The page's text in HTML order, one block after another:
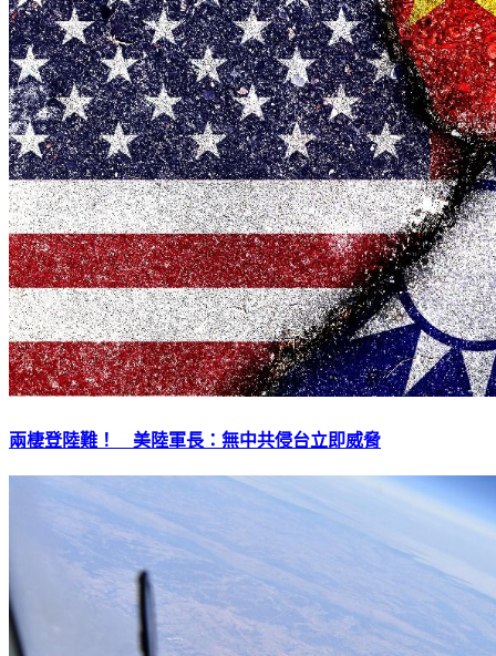
兩棲登陸難！ 美陸軍長：無中共侵台立即威脅